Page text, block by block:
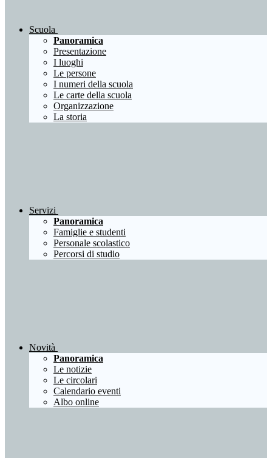
Scuola
Panoramica
Presentazione
I luoghi
Le persone
I numeri della scuola
Le carte della scuola
Organizzazione
La storia
Servizi
Panoramica
Famiglie e studenti
Personale scolastico
Percorsi di studio
Novità
Panoramica
Le notizie
Le circolari
Calendario eventi
Albo online